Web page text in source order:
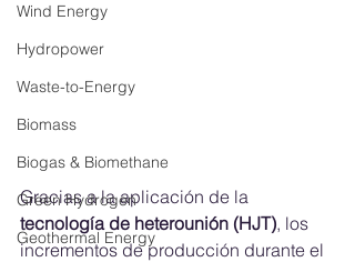
Wind Energy
Hydropower
Waste-to-Energy
Biomass
Biogas & Biomethane
Green Hydrogen
Geothermal Energy
Gracias a la aplicación de la
tecnología de heterounión (HJT), los
incrementos de producción durante el